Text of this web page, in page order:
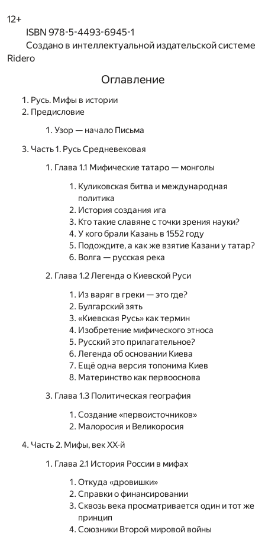
12+
ISBN 978-5-4493-6945-1
Создано в интеллектуальной издательской системе
Ridero
Оглавление
Русь. Мифы в истории
Предисловие
Узор — начало Письма
Часть 1. Русь Средневековая
Глава 1.1 Мифические татаро — монголы
Куликовская битва и международная
политика
История создания ига
Кто такие славяне с точки зрения науки?
У кого брали Казань в 1552 году
Подождите, а как же взятие Казани у татар?
Волга — русская река
Глава 1.2 Легенда о Киевской Руси
Из варяг в греки — это где?
Булгарский зять
«Киевская Русь» как термин
Изобретение мифического этноса
Русский это прилагательное?
Легенда об основании Киева
Ещё одна версия топонима Киев
Материнство как первооснова
Глава 1.3 Политическая география
Создание «первоисточников»
Малоросия и Великоросия
Часть 2. Мифы, век XX-й
Глава 2.1 История России в мифах
Откуда «дровишки»
Справки о финансировании
Сквозь века просматривается один и тот же
принцип
Союзники Второй мировой войны